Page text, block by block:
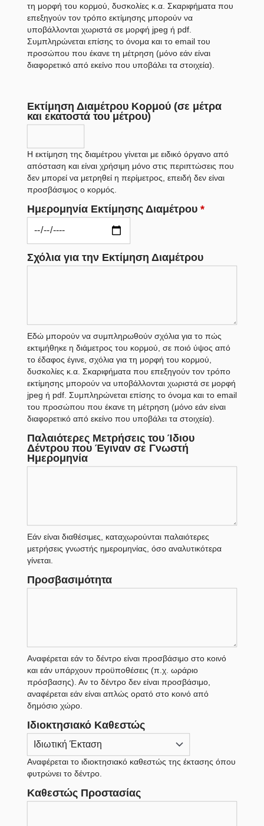
τη μορφή του κορμού, δυσκολίες κ.α. Σκαριφήματα που
επεξηγούν τον τρόπο εκτίμησης μπορούν να
υποβάλλονται χωριστά σε μορφή jpeg ή pdf.
Συμπληρώνεται επίσης το όνομα και το email του
προσώπου που έκανε τη μέτρηση (μόνο εάν είναι
διαφορετικό από εκείνο που υποβάλει τα στοιχεία).
Εκτίμηση Διαμέτρου Κορμού (σε μέτρα
και εκατοστά του μέτρου)
Η εκτίμηση της διαμέτρου γίνεται με ειδικό όργανο από
απόσταση και είναι χρήσιμη μόνο στις περιπτώσεις που
δεν μπορεί να μετρηθεί η περίμετρος, επειδή δεν είναι
προσβάσιμος ο κορμός.
Ημερομηνία Εκτίμησης Διαμέτρου *
Σχόλια για την Εκτίμηση Διαμέτρου
Εδώ μπορούν να συμπληρωθούν σχόλια για το πώς
εκτιμήθηκε η διάμετρος του κορμού, σε ποιό ύψος από
το έδαφος έγινε, σχόλια για τη μορφή του κορμού,
δυσκολίες κ.α. Σκαριφήματα που επεξηγούν τον τρόπο
εκτίμησης μπορούν να υποβάλλονται χωριστά σε μορφή
jpeg ή pdf. Συμπληρώνεται επίσης το όνομα και το email
του προσώπου που έκανε τη μέτρηση (μόνο εάν είναι
διαφορετικό από εκείνο που υποβάλει τα στοιχεία).
Παλαιότερες Μετρήσεις του Ίδιου
Δέντρου που Έγιναν σε Γνωστή
Ημερομηνία
Εάν είναι διαθέσιμες, καταχωρούνται παλαιότερες
μετρήσεις γνωστής ημερομηνίας, όσο αναλυτικότερα
γίνεται.
Προσβασιμότητα
Αναφέρεται εάν το δέντρο είναι προσβάσιμο στο κοινό
και εάν υπάρχουν προϋποθέσεις (π.χ. ωράριο
πρόσβασης). Αν το δέντρο δεν είναι προσβάσιμο,
αναφέρεται εάν είναι απλώς ορατό στο κοινό από
δημόσιο χώρο.
Ιδιοκτησιακό Καθεστώς
Αναφέρεται το ιδιοκτησιακό καθεστώς της έκτασης όπου
φυτρώνει το δέντρο.
Καθεστώς Προστασίας